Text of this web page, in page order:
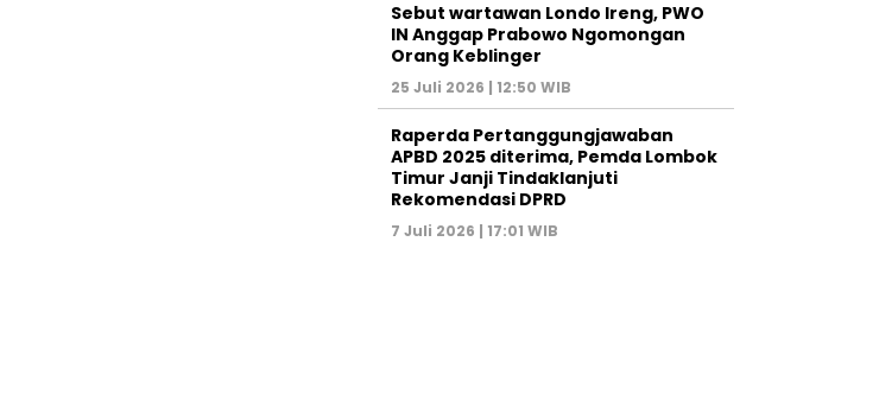
Sebut wartawan Londo Ireng, PWO
IN Anggap Prabowo Ngomongan
Orang Keblinger
25 Juli 2026 | 12:50 WIB
Raperda Pertanggungjawaban
APBD 2025 diterima, Pemda Lombok
Timur Janji Tindaklanjuti
Rekomendasi DPRD
7 Juli 2026 | 17:01 WIB